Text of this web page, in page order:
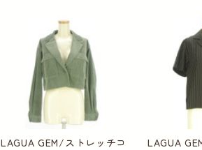
LAGUA GEM/ストレッチコ
LAGUA